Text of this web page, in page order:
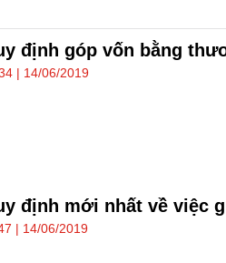
định góp vốn bằng
| 14/06/2019
định mới nhất về việc
| 14/06/2019